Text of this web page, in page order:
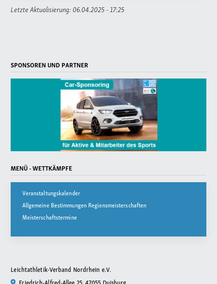
Letzte Aktualisierung: 06.04.2025 - 17:25
SPONSOREN UND PARTNER
MENÜ - WETTKÄMPFE
Veranstaltungskalender
Allgemeine Bestimmungen Regionsmeisterschaften
Meisterschaftstermine
Leichtathletik-Verband Nordrhein e.V.